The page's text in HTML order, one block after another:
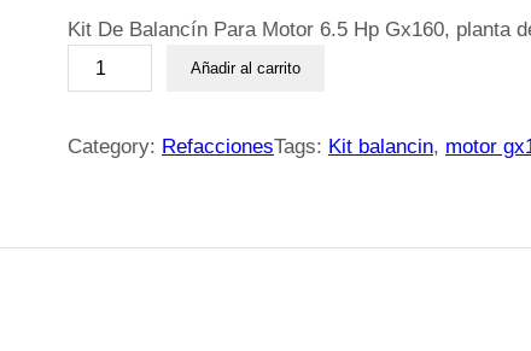
Kit De Balancín Para Motor 6.5 Hp Gx160, planta
i
D
Añadir al carrito
Category: RefaccionesTags: Kit balancin, motor